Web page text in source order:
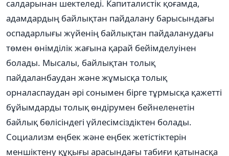
салдарынан шектеледі. Капиталистік қоғамда,
адамдардың байлықтан пайдалану барысындағы
оспадарлығы жүйенің байлықтан пайдаланудағы
төмен өнімділік жағына қарай бейімделуінен
болады. Мысалы, байлықтан толық
пайдаланбаудан және жұмысқа толық
орналаспаудан әрі сонымен бірге тұрмысқа қажетті
бұйымдарды толық өндірумен бейнеленетін
байлық бөлісіндегі үйлесімсіздіктен болады.
Социализм еңбек және еңбек жетістіктерін
меншіктену құқығы арасындағы табиғи қатынасқа